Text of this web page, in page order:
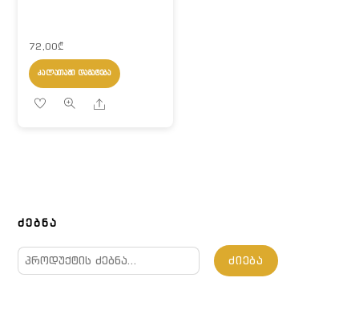
72,00₾
ᲙᲐᲚᲐᲗᲐᲨᲘ ᲓᲐᲛᲐᲢᲔᲑᲐ
Share
ᲫᲔᲑᲜᲐ
ძებნა:
ᲫᲘᲔᲑᲐ